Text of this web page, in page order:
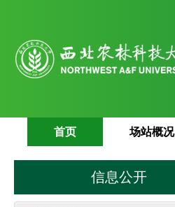
首页 场站概况
信息公开